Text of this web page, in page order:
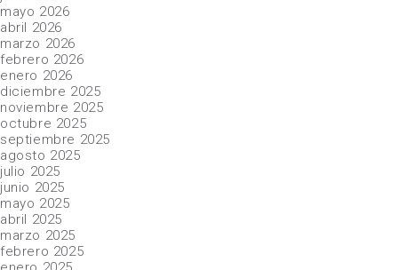
mayo 2026
abril 2026
marzo 2026
febrero 2026
enero 2026
diciembre 2025
noviembre 2025
octubre 2025
septiembre 2025
agosto 2025
julio 2025
junio 2025
mayo 2025
abril 2025
marzo 2025
febrero 2025